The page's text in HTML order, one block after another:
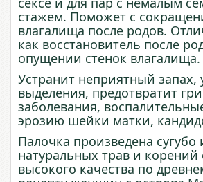
стажем. Поможет с
влагалища после родов.
как восстановитель после
опущении стенок влагалища.
Устранит неприятный
выделения, предотвратит
заболевания,
эрозию шейки матки,
Палочка произведена сугубо
натуральных трав и корений
высокого качества по